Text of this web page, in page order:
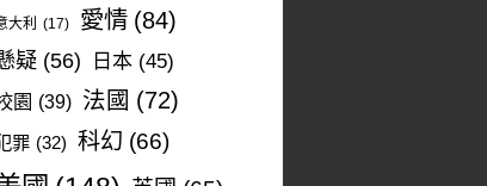
大利 (17) 愛情 (84)
疑 (56) 日本 (45)
園 (39) 法國 (72)
罪 (32) 科幻 (66)